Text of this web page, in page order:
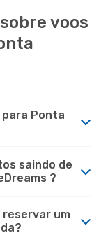
voos
Ponta
saindo de
?
reservar um